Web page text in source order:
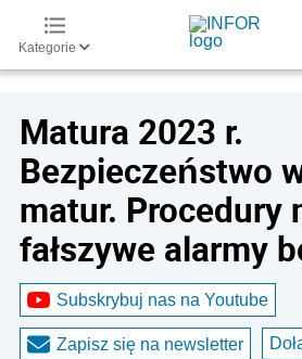
Kategorie
Matura 2023 r.
Bezpieczeństwo
matur. Procedury
fałszywe alarmy
Subskrybuj nas na Youtube
Zapisz się na newsletter